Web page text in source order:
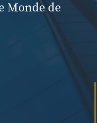
Monde de